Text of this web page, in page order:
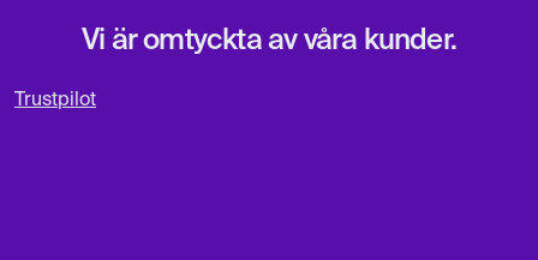
Vi är omtyckta av våra kunder.
Trustpilot